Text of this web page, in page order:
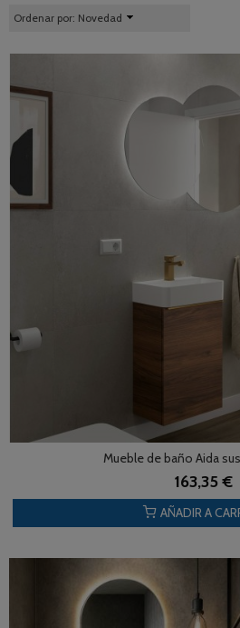
Ordenar por: Novedad
Mueble de baño Aida
163,35 €
AÑADIR A